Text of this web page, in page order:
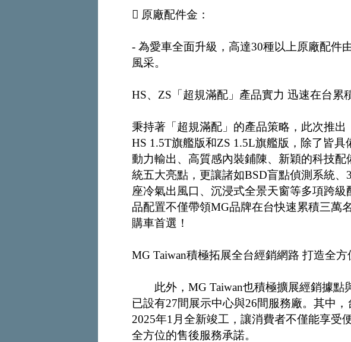
 原廠配件金：
- 為愛車全面升級，高達30種以上原廠配件
風采。
HS、ZS「超規滿配」產品實力 迅速在台累
秉持著「超規滿配」的產品策略，此次推
HS 1.5T旗艦版和ZS 1.5L旗艦版，除了皆
動力輸出、高質感內裝鋪陳、新穎的科技配
統五大亮點，更讓諸如BSD盲點偵測系統、
座冷氣出風口、沉浸式全景天窗等多項跨
品配置不僅帶領MG品牌在台快速累積三萬
購車首選！
MG Taiwan積極拓展全台經銷網路 打造全
此外，MG Taiwan也積極擴展經銷據點
已設有27間展示中心與26間服務廠。其中
2025年1月全新竣工，讓消費者不僅能享受
全方位的售後服務承諾。